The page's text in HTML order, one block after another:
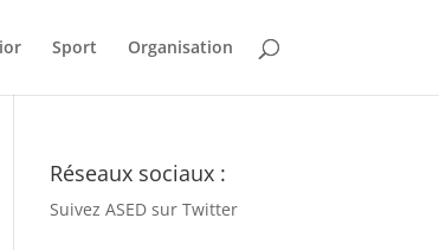
Sport Organisation
Réseaux sociaux :
Suivez ASED sur Twitter